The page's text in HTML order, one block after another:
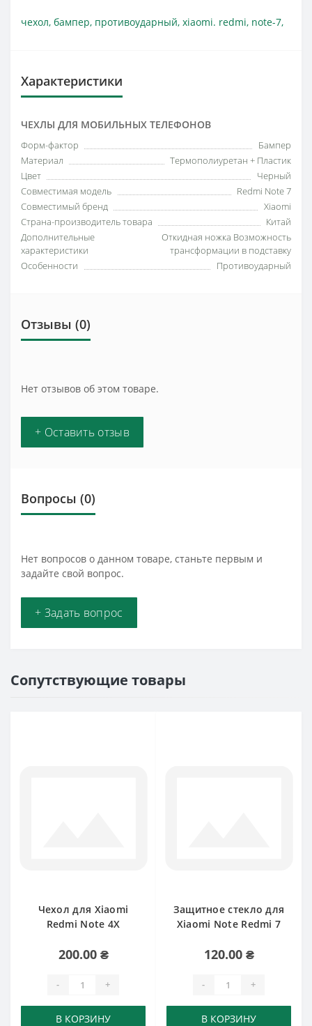
чехол, бампер, противоударный, xiaomi. redmi, note-7,
Характеристики
ЧЕХЛЫ ДЛЯ МОБИЛЬНЫХ ТЕЛЕФОНОВ
Форм-фактор
Бампер
Материал
Термополиуретан + Пластик
Цвет
Черный
Совместимая модель
Redmi Note 7
Совместимый бренд
Xiaomi
Страна-производитель товара
Китай
Дополнительные
характеристики
Откидная ножка Возможность
трансформации в подставку
Особенности
Противоударный
Отзывы (0)
Нет отзывов об этом товаре.
+ Оставить отзыв
Вопросы (0)
Нет вопросов о данном товаре, станьте первым и
задайте свой вопрос.
+ Задать вопрос
Сопутствующие товары
Чехол для Xiaomi
Redmi Note 4X
200.00 ₴
- +
В КОРЗИНУ
Защитное стекло для
Xiaomi Note Redmi 7
120.00 ₴
- +
В КОРЗИНУ